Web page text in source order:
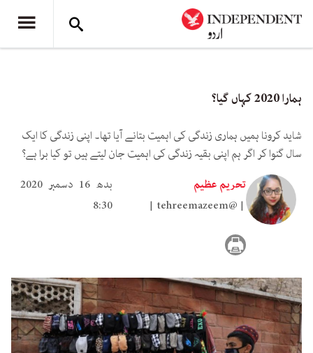
ہمارا 2020 کہاں گیا؟
شاید کرونا ہمیں ہماری زندگی کی اہمیت بتانے آیا تھا۔ اپنی زندگی کا ایک
سال گنوا کر اگر ہم اپنی بقیہ زندگی کی اہمیت جان لیتے ہیں تو کیا برا ہے؟
تحریم عظیم
tehreemazeem@
بدھ 16 دسمبر 2020
8:30